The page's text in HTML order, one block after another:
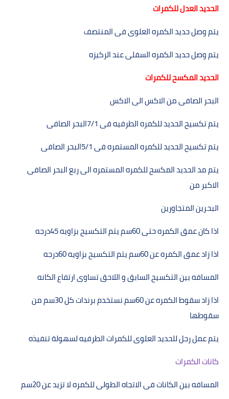
الحديد العدل للكمرات
يتم وصل حديد الكمره العلوى فى المنتصف
يتم وصل حديد الكمره السفلى عند الركيزه
الحديد المكسح للكمرات
البحر الصافى من الاكس الى الاكس
يتم تكسيح الحديد للكمره الطرفيه فى7/1البحر الصافى
يتم تكسيح الحديد للكمره المستمره فى5/1البحر الصافى
يتم مد الحديد المكسح للكمره المستمره الى ربع البحر الصافى
الاكبر من
البحرين المتجاورين
اذا كان عمق الكمره حتى60سم يتم التكسيح بزاويه45درجه
اذا زاد عمق الكمره عن60سم يتم التكسيح بزاويه60درجه
المسافه بين التكسيح السابق و اللاحق تساوى ارتفاع الكانه
اذا زاد سقوط الكمره عن60سم نستخدم برندات كل30سم من
سقوطھا
يتم عمل رجل للحديد العلوى للكمرات الطرفيه لسھولة تنفيذه
كانات الكمرات
المسافه بين الكانات فى الاتجاه الطولى للكمره لا تزيد عن20سم